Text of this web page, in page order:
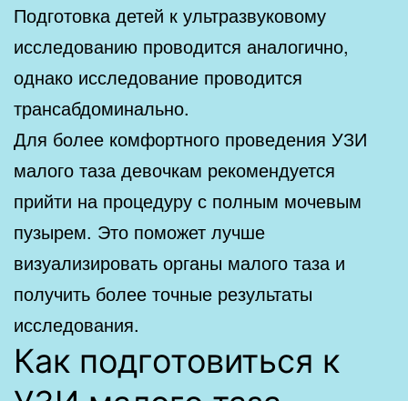
Подготовка детей к ультразвуковому
исследованию проводится аналогично,
однако исследование проводится
трансабдоминально.
Для более комфортного проведения УЗИ
малого таза девочкам рекомендуется
прийти на процедуру с полным мочевым
пузырем. Это поможет лучше
визуализировать органы малого таза и
получить более точные результаты
исследования.
Как подготовиться к